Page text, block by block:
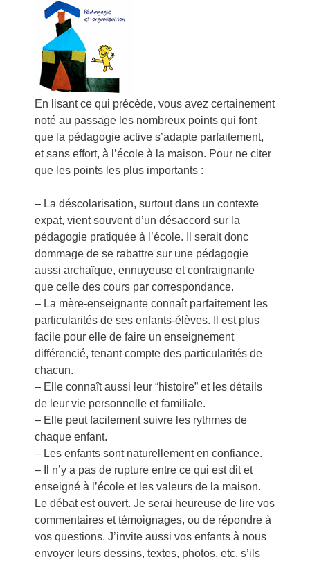
En lisant ce qui précède, vous avez certainement
noté au passage les nombreux points qui font
que la pédagogie active s’adapte parfaitement,
et sans effort, à l’école à la maison. Pour ne citer
que les points les plus importants :
– La déscolarisation, surtout dans un contexte
expat, vient souvent d’un désaccord sur la
pédagogie pratiquée à l’école. Il serait donc
dommage de se rabattre sur une pédagogie
aussi archaïque, ennuyeuse et contraignante
que celle des cours par correspondance.
– La mère-enseignante connaît parfaitement les
particularités de ses enfants-élèves. Il est plus
facile pour elle de faire un enseignement
différencié, tenant compte des particularités de
chacun.
– Elle connaît aussi leur “histoire” et les détails
de leur vie personnelle et familiale.
– Elle peut facilement suivre les rythmes de
chaque enfant.
– Les enfants sont naturellement en confiance.
– Il n’y a pas de rupture entre ce qui est dit et
enseigné à l’école et les valeurs de la maison.
Le débat est ouvert. Je serai heureuse de lire vos
commentaires et témoignages, ou de répondre à
vos questions. J’invite aussi vos enfants à nous
envoyer leurs dessins, textes, photos, etc. s’ils